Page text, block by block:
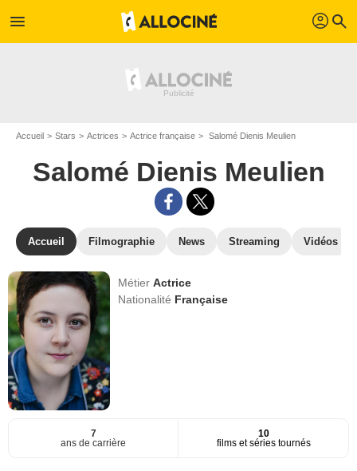
menu profil search
Accueil Stars Actrices Actrice française Salomé Dienis Meulien
Salomé Dienis Meulien
Accueil Filmographie News Streaming Vidéos
MétierActrice
Nationalité Française
7
ans de carrière
10
films et séries tournés